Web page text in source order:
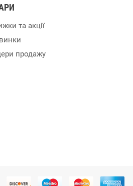
та акції
продажу